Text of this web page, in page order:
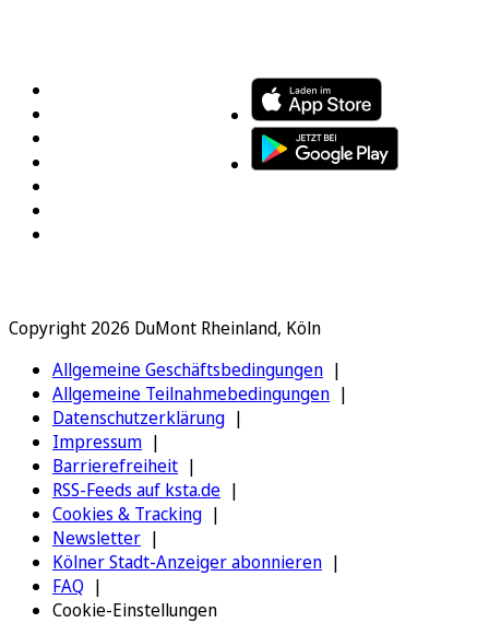
Copyright 2026 DuMont Rheinland, Köln
Allgemeine Geschäftsbedingungen
Allgemeine Teilnahmebedingungen
Datenschutzerklärung
Impressum
Barrierefreiheit
RSS-Feeds auf ksta.de
Cookies & Tracking
Newsletter
Kölner Stadt-Anzeiger abonnieren
FAQ
Cookie-Einstellungen